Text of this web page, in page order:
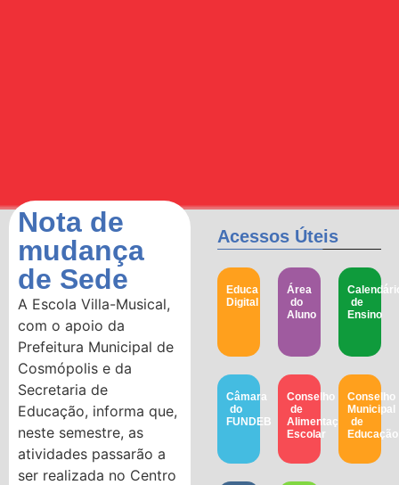
Nota de
mudança
de Sede
A Escola Villa-Musical,
com o apoio da
Prefeitura Municipal de
Cosmópolis e da
Secretaria de
Educação, informa que,
neste semestre, as
atividades passarão a
ser realizada no Centro
Acessos Úteis
Educa
Digital
Área
do
Aluno
de
Ensino
Câmara
do
FUNDEB
Conselho
de
Alimentação
Escolar
Conselho
Municipal
de
Educação​